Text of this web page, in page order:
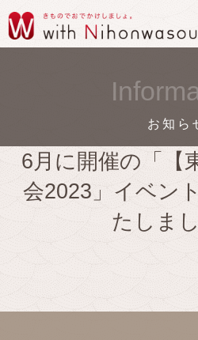
お知ら
6月に開催の「【
会2023」イベン
たしま